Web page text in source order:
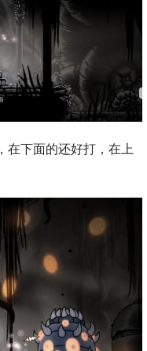
在下面的还好打，在上